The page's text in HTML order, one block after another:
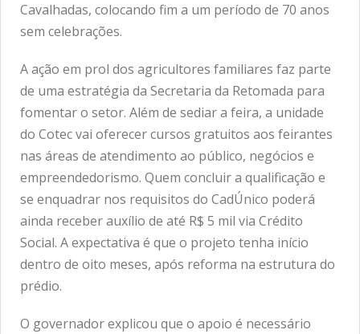
Cavalhadas, colocando fim a um período de 70 anos
sem celebrações.
A ação em prol dos agricultores familiares faz parte
de uma estratégia da Secretaria da Retomada para
fomentar o setor. Além de sediar a feira, a unidade
do Cotec vai oferecer cursos gratuitos aos feirantes
nas áreas de atendimento ao público, negócios e
empreendedorismo. Quem concluir a qualificação e
se enquadrar nos requisitos do CadÚnico poderá
ainda receber auxílio de até R$ 5 mil via Crédito
Social. A expectativa é que o projeto tenha início
dentro de oito meses, após reforma na estrutura do
prédio.
O governador explicou que o apoio é necessário